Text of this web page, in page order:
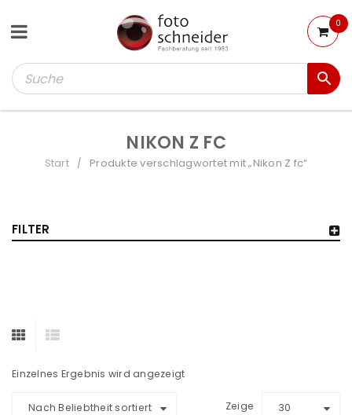
0
NIKON Z FC
Start / Produkte verschlagwortet mit „Nikon Z fc“
FILTER
Einzelnes Ergebnis wird angezeigt
Nach Beliebtheit sortiert Zeige 30